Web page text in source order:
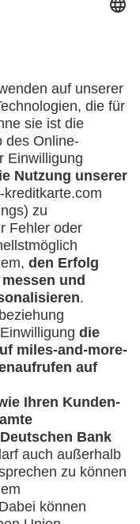
über eine
die ich
More
Miles & More
wenn ich einen
kann?
- was muss
meiner
neue Karte